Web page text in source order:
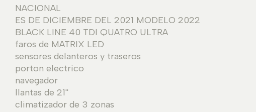
NACIONAL
ES DE DICIEMBRE DEL 2021 MODELO 2022
BLACK LINE 40 TDI QUATRO ULTRA
faros de MATRIX LED
sensores delanteros y traseros
porton electrico
navegador
llantas de 21''
climatizador de 3 zonas